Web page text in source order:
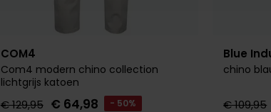
COM4
Com4 modern chino collection
lichtgrijs katoen
€ 129,95 € 64,98 - 50%
Blue
chino
€ 109,95